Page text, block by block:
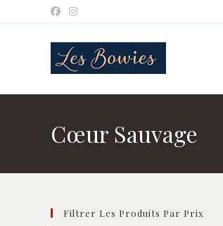
to
Cœur Sauvage
Filtrer Les Produits Par Prix